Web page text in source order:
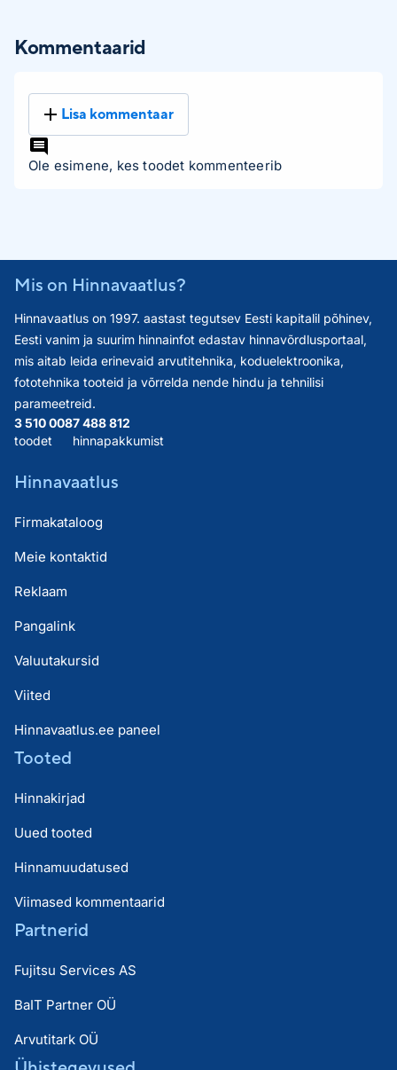
Kommentaarid
Lisa kommentaar
Ole esimene, kes toodet kommenteerib
Mis on Hinnavaatlus?
Hinnavaatlus on 1997. aastast tegutsev Eesti kapitalil põhinev,
Eesti vanim ja suurim hinnainfot edastav hinnavõrdlusportaal,
mis aitab leida erinevaid arvutitehnika, koduelektroonika,
fototehnika tooteid ja võrrelda nende hindu ja tehnilisi
parameetreid.
3 510 008
toodet
7 488 812
hinnapakkumist
Hinnavaatlus
Firmakataloog
Meie kontaktid
Reklaam
Pangalink
Valuutakursid
Viited
Hinnavaatlus.ee paneel
Tooted
Hinnakirjad
Uued tooted
Hinnamuudatused
Viimased kommentaarid
Partnerid
Fujitsu Services AS
BaIT Partner OÜ
Arvutitark OÜ